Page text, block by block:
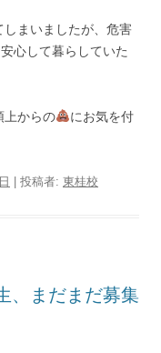
しまいましたが、危害
心して暮らしていた
上からの
にお気を付
投稿者: 東桂校
、まだまだ募集